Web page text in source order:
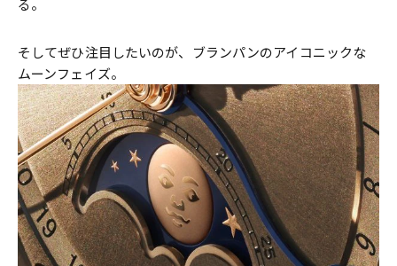
る。
そしてぜひ注目したいのが、ブランパンのアイコニックな
ムーンフェイズ。